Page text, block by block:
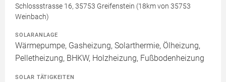
Schlossstrasse 16, 35753 Greifenstein (18km von 35753
Weinbach)
SOLARANLAGE
Wärmepumpe, Gasheizung, Solarthermie, Ölheizung,
Pelletheizung, BHKW, Holzheizung, Fußbodenheizung
SOLAR TÄTIGKEITEN